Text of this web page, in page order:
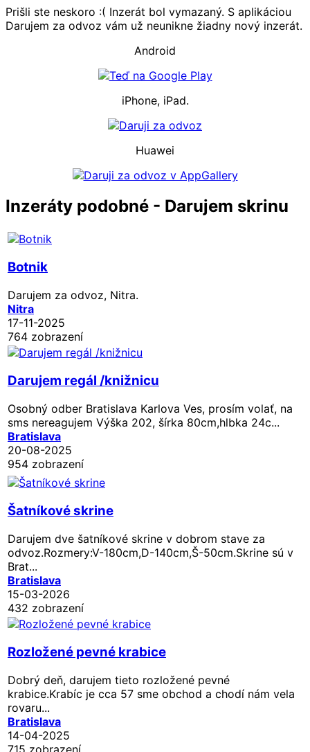
Prišli ste neskoro :( Inzerát bol vymazaný. S aplikáciou
Darujem za odvoz vám už neunikne žiadny nový inzerát.
Android
iPhone, iPad.
Huawei
Inzeráty podobné - Darujem skrinu
Botnik
Darujem za odvoz, Nitra.
Nitra
17-11-2025
764 zobrazení
Darujem regál /knižnicu
Osobný odber Bratislava Karlova Ves, prosím volať, na
sms nereagujem Výška 202, šírka 80cm,hlbka 24c...
Bratislava
20-08-2025
954 zobrazení
Šatníkové skrine
Darujem dve šatníkové skrine v dobrom stave za
odvoz.Rozmery:V-180cm,D-140cm,Š-50cm.Skrine sú v
Brat...
Bratislava
15-03-2026
432 zobrazení
Rozložené pevné krabice
Dobrý deň, darujem tieto rozložené pevné
krabice.Krabíc je cca 57 sme obchod a chodí nám vela
rovaru...
Bratislava
14-04-2025
715 zobrazení